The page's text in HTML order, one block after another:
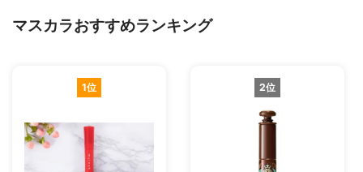
マスカラおすすめランキング
1位 2位